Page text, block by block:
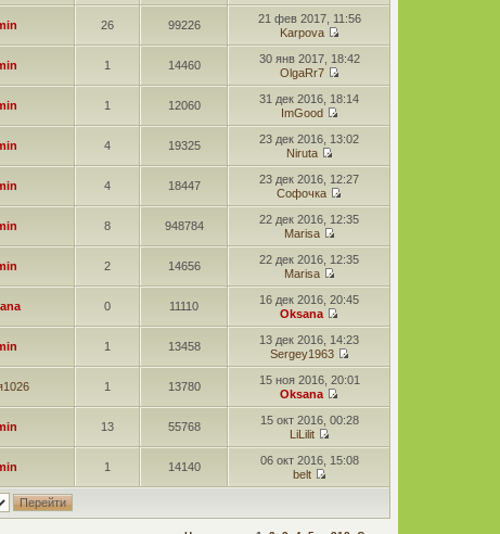
26 99226
21 фев 2017, 11:56
Karpova
1 14460
30 янв 2017, 18:42
OlgaRr7
1 12060
31 дек 2016, 18:14
ImGood
4 19325
23 дек 2016, 13:02
Niruta
4 18447
23 дек 2016, 12:27
Софочка
8 948784
22 дек 2016, 12:35
Marisa
2 14656
22 дек 2016, 12:35
Marisa
0 11110
16 дек 2016, 20:45
Oksana
1 13458
13 дек 2016, 14:23
Sergey1963
1 13780
15 ноя 2016, 20:01
Oksana
13 55768
15 окт 2016, 00:28
LiLilit
1 14140
06 окт 2016, 15:08
belt